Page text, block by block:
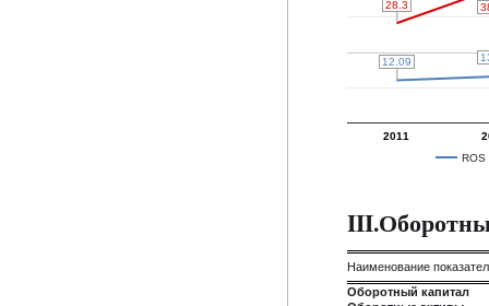
ROS
2011
12.09
12.09
28.3
28.3
Наименование
Оборотный капитал